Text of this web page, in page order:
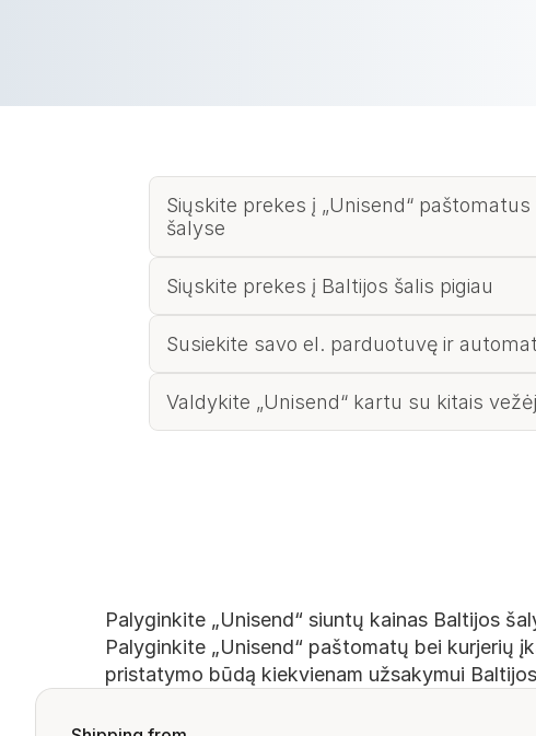
Siųskite prekes į „Unisend“
šalyse
Siųskite prekes į Baltijos šalis pigiau
Susiekite savo el. parduotuvę ir
Valdykite „Unisend“ kartu su kitais
Palyginkite „Unisend“ siuntų kainas Baltijos
Palyginkite „Unisend“ paštomatų bei kurjerių
pristatymo būdą kiekvienam užsakymui